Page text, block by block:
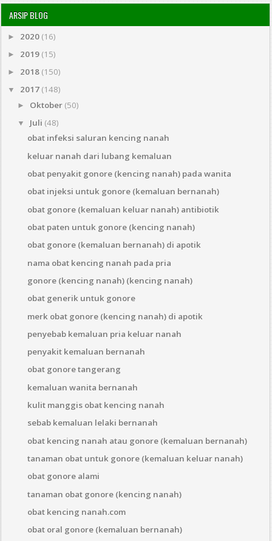
ARSIP BLOG
► 2020 (16)
► 2019 (15)
► 2018 (150)
▼ 2017 (148)
► Oktober (50)
▼ Juli (48)
obat infeksi saluran kencing nanah
keluar nanah dari lubang kemaluan
obat penyakit gonore (kencing nanah) pada wanita
obat injeksi untuk gonore (kemaluan bernanah)
obat gonore (kemaluan keluar nanah) antibiotik
obat paten untuk gonore (kencing nanah)
obat gonore (kemaluan bernanah) di apotik
nama obat kencing nanah pada pria
gonore (kencing nanah) (kencing nanah)
obat generik untuk gonore
merk obat gonore (kencing nanah) di apotik
penyebab kemaluan pria keluar nanah
penyakit kemaluan bernanah
obat gonore tangerang
kemaluan wanita bernanah
kulit manggis obat kencing nanah
sebab kemaluan lelaki bernanah
obat kencing nanah atau gonore (kemaluan bernanah)
tanaman obat untuk gonore (kemaluan keluar nanah)
obat gonore alami
tanaman obat gonore (kencing nanah)
obat kencing nanah.com
obat oral gonore (kemaluan bernanah)